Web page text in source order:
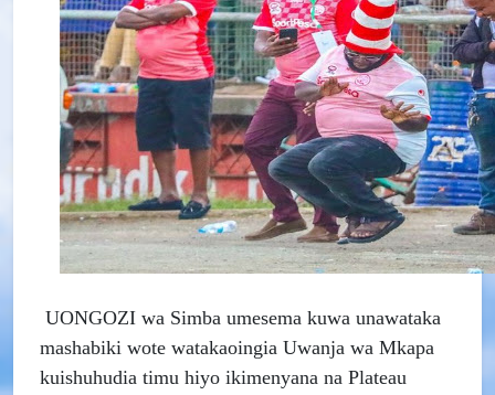
UONGOZI wa Simba umesema kuwa unawataka
mashabiki wote watakaoingia Uwanja wa Mkapa
kuishuhudia timu hiyo ikimenyana na Plateau